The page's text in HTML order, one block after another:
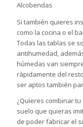
Alcobendas
Si también quieres
como la cocina o el
Todas las tablas se
antihumedad,
húmedas van
rápidamente del
ser aptos también
¿Quieres combinar
suelo que quieras
de poder fabricar el